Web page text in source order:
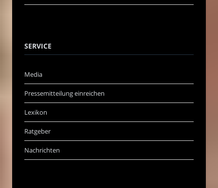
SERVICE
Media
Pressemitteilung einreichen
Lexikon
Ratgeber
Nachrichten